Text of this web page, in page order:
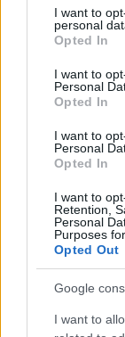
disclose it to
Please note
services and
not limited to
grant or deny
consent section.
I want to
personal
Opted In
I want to
Personal
Opted In
I want to
Personal
Opted In
I want to
Retention,
Personal
Purposes
Opted Out
Google
I want to
Actualidad
Finanzas 24
Think.es
Viajar 365
ES Newz